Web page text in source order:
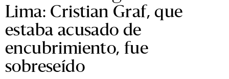
Lima: Cristian Graf, que
estaba acusado de
encubrimiento, fue
sobreseído